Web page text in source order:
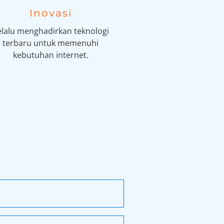
Inovasi
menghadirkan teknologi
terbaru untuk memenuhi
kebutuhan internet.